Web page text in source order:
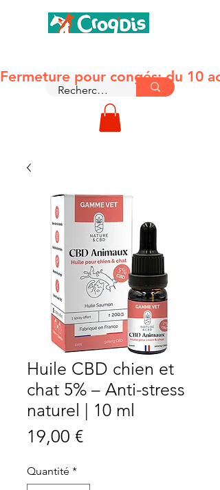
Fermeture pour congés: du 10
Huile CBD chien et
chat 5% – Anti-stress
naturel | 10 ml
19,00 €Prix
Quantité *